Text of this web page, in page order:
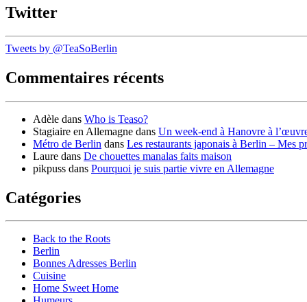
Twitter
Tweets by @TeaSoBerlin
Commentaires récents
Adèle dans Who is Teaso?
Stagiaire en Allemagne dans Un week-end à Hanovre à
Métro de Berlin dans Les restaurants japonais à Berlin – Mes
Laure dans De chouettes manalas faits maison
pikpuss dans Pourquoi je suis partie vivre en Allemagne
Catégories
Back to the Roots
Berlin
Bonnes Adresses Berlin
Cuisine
Home Sweet Home